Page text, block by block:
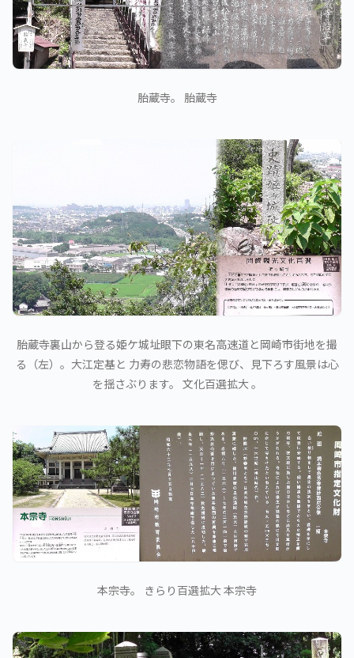
胎蔵寺。 胎蔵寺
胎蔵寺裏山から登る姫ケ城址眼下の東名高速道と岡崎市街地を撮
る（左）。大江定基と 力寿の悲恋物語を偲び、見下ろす風景は心
を揺さぶります。 文化百選拡大 。
本宗寺。 きらり百選拡大 本宗寺